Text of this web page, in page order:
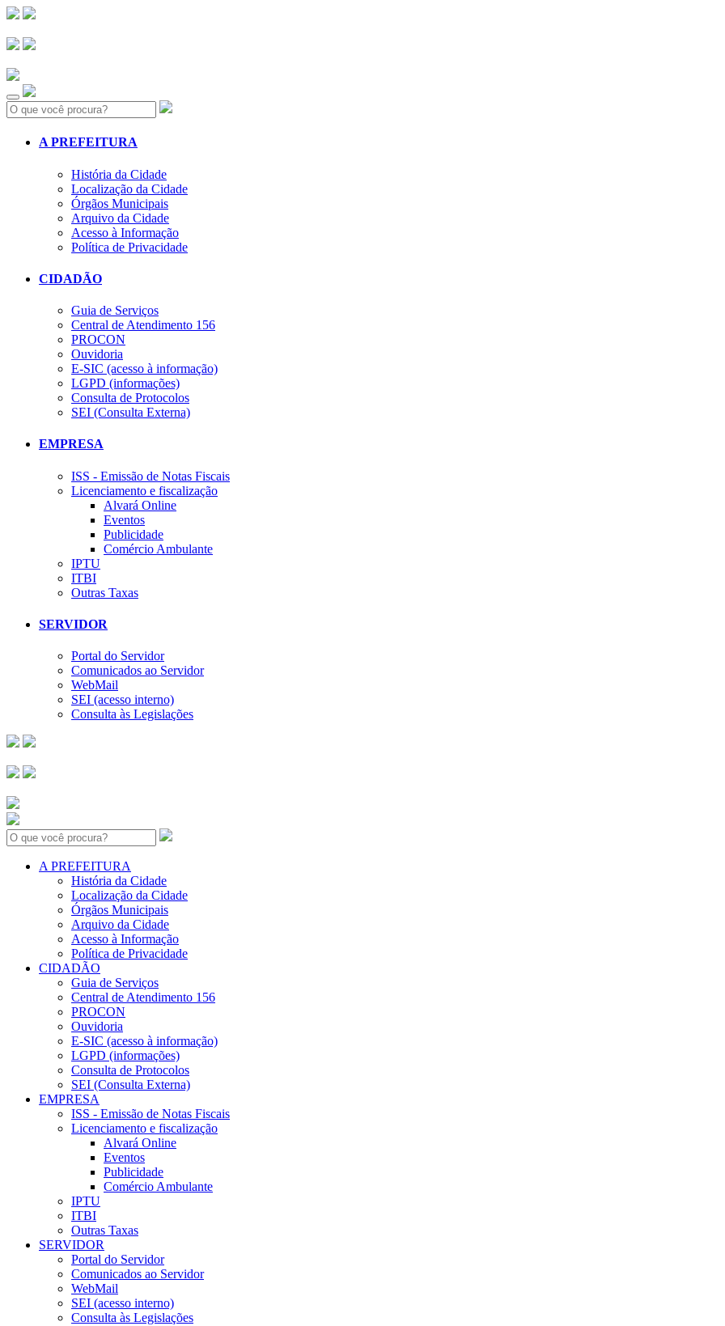
Search:
A PREFEITURA
História da Cidade
Localização da Cidade
Órgãos Municipais
Arquivo da Cidade
Acesso à Informação
Política de Privacidade
CIDADÃO
Guia de Serviços
Central de Atendimento 156
PROCON
Ouvidoria
E-SIC (acesso à informação)
LGPD (informações)
Consulta de Protocolos
SEI (Consulta Externa)
EMPRESA
ISS - Emissão de Notas Fiscais
Licenciamento e fiscalização
Alvará Online
Eventos
Publicidade
Comércio Ambulante
IPTU
ITBI
Outras Taxas
SERVIDOR
Portal do Servidor
Comunicados ao Servidor
WebMail
SEI (acesso interno)
Consulta às Legislações
Search:
A PREFEITURA
História da Cidade
Localização da Cidade
Órgãos Municipais
Arquivo da Cidade
Acesso à Informação
Política de Privacidade
CIDADÃO
Guia de Serviços
Central de Atendimento 156
PROCON
Ouvidoria
E-SIC (acesso à informação)
LGPD (informações)
Consulta de Protocolos
SEI (Consulta Externa)
EMPRESA
ISS - Emissão de Notas Fiscais
Licenciamento e fiscalização
Alvará Online
Eventos
Publicidade
Comércio Ambulante
IPTU
ITBI
Outras Taxas
SERVIDOR
Portal do Servidor
Comunicados ao Servidor
WebMail
SEI (acesso interno)
Consulta às Legislações